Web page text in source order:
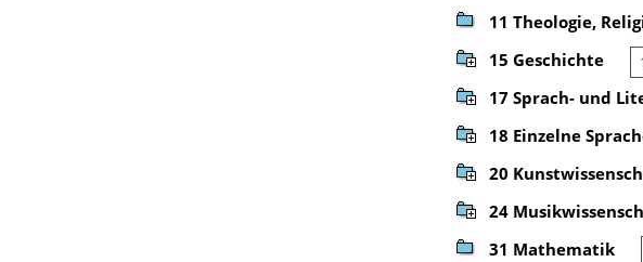
11 Theologie,
15 Geschichte
17 Sprach- und
18 Einzelne
20
24
31 Mathematik